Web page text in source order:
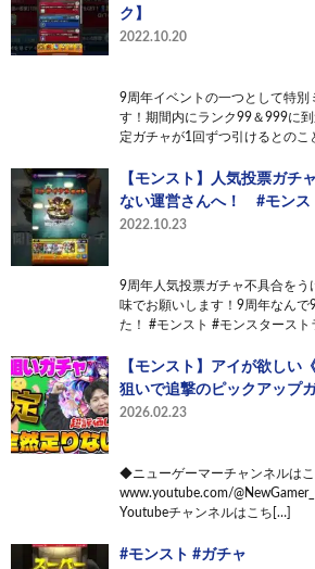
ク】
2022.10.20
9周年イベントの一つとして特別
す！期間内にランク99＆999に
定ガチャが1回ずつ引けるとのこ
【モンスト】人気投票ガチ
ない運営さんへ！ #モンス
2022.10.23
9周年人気投票ガチャ不具合をう
味でお願いします！9周年なんで
た！ #モンスト #モンスタースト
【モンスト】アイが欲しい
狙いで追撃のピックアップ
2026.02.23
◆ニューゲーマーチャンネルはこ
www.youtube.com/
Youtubeチャンネルはこち[…]
#モンスト #ガチャ